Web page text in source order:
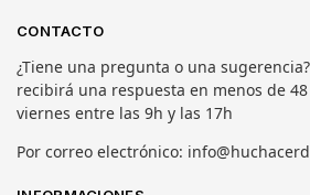
CONTACTO
¿Tiene una pregunta o una
recibirá una respuesta en menos de
viernes entre las 9h y las 17h
Por correo electrónico: